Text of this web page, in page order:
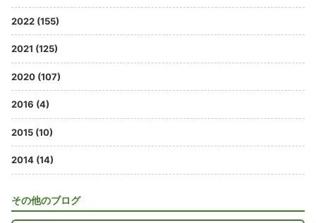
2022 (155)
2021 (125)
2020 (107)
2016 (4)
2015 (10)
2014 (14)
その他のブログ